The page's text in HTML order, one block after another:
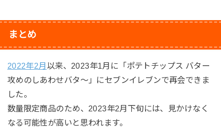
まとめ
2022年2月 以来、2023年1月に「ポテトチップス バター
攻めのしあわせバタ～」にセブンイレブンで再会できま
した。
数量限定商品のため、2023年2月下旬には、見かけなく
なる可能性が高いと思われます。